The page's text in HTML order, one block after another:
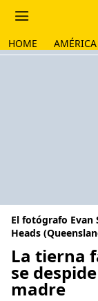
HOME AMÉRICA
El fotógrafo Evan
Heads
La tierna
se
madre